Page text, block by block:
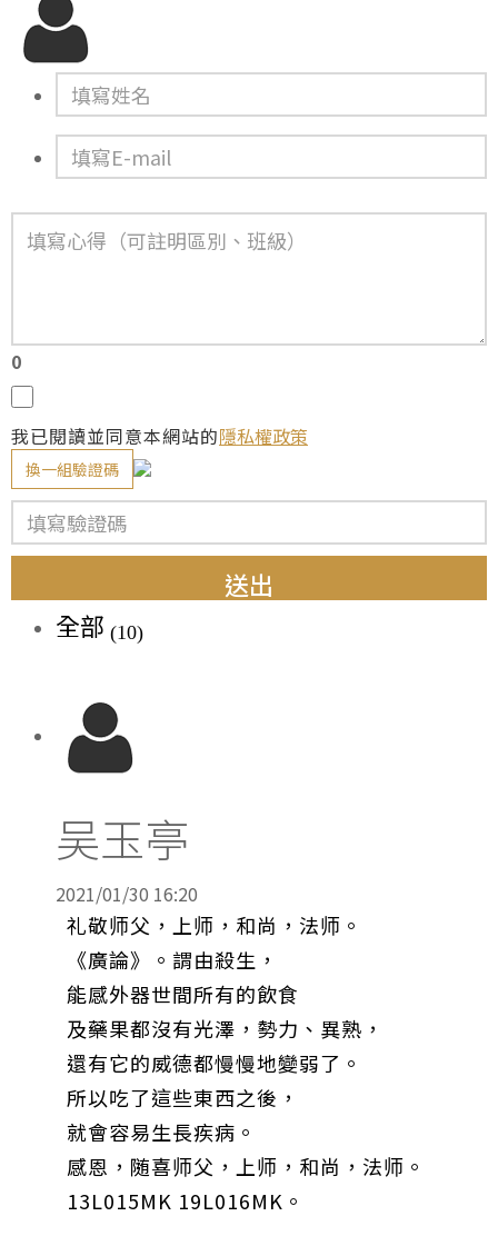
0
我已閱讀並同意本網站的隱私權政策
換一組驗證碼
送出
全部 (10)
吴玉亭
2021/01/30 16:20
礼敬师父，上师，和尚，法师。
《廣論》。謂由殺生，
能感外器世間所有的飲食
及藥果都沒有光澤，勢力、異熟，
還有它的威德都慢慢地變弱了。
所以吃了這些東西之後，
就會容易生長疾病。
感恩，随喜师父，上师，和尚，法师。
13L015MK 19L016MK。